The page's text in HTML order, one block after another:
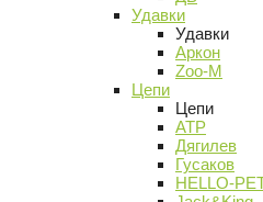
Удавки
Удавки
Аркон
Zoo-M
Цепи
Цепи
АТР
Дягилев
Гусаков
HELLO-